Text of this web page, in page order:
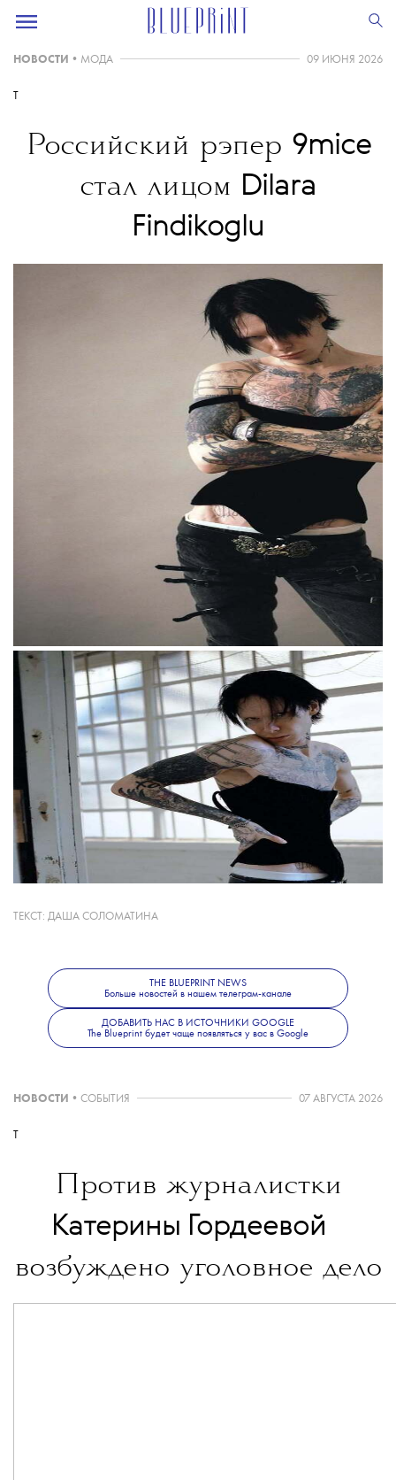
НОВОСТИ • МОДА 09 ИЮНЯ 2026
T
Российский рэпер 9mice
стал лицом Dilara
Findikoglu
Российский рэпер 9mice стал лицом Dilara
Findikoglu. Кампанию под названием Dilara
Dream Boy сняла фотограф Бегюм Етиш.
Больше новостей о моде, красоте
и современной культуре — в телеграм-канале
The Blueprint News
ТЕКСТ: ДАША СОЛОМАТИНА
THE BLUEPRINT NEWS
Больше новостей в нашем телеграм-канале
ДОБАВИТЬ НАС В ИСТОЧНИКИ GOOGLE
The Blueprint будет чаще появляться у вас в Google
НОВОСТИ • СОБЫТИЯ 07 АВГУСТА 2026
T
Против журналистки
Катерины Гордеевой
возбуждено уголовное дело